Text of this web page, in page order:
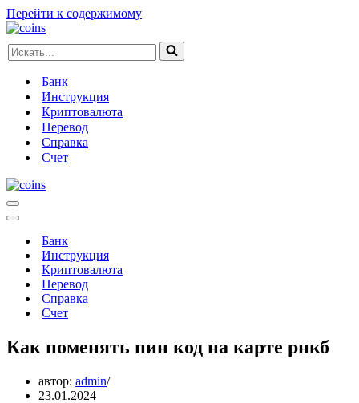
Перейти к содержимому
Искать...
Банк
Инструкция
Криптовалюта
Перевод
Справка
Счет
Меню
навигации
Меню
навигацииБанк
Инструкция
Криптовалюта
Перевод
Справка
Счет
Как поменять пин код на карте рнкб
автор: admin
23.01.2024